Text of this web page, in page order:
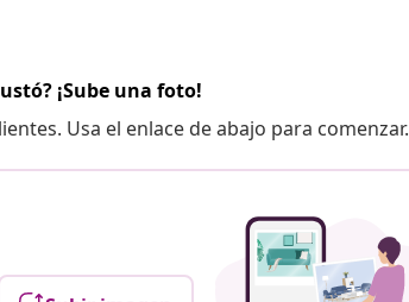
¡Sube una foto!
Usa el enlace de abajo para comenzar.